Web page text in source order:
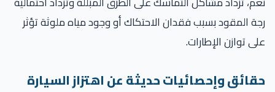
المقود بسبب فقدان الاحتكاك أو وجود مياه ملوثة تؤثر
توازن الإطارات.
وإحصائيات حديثة عن اهتزاز السيارة